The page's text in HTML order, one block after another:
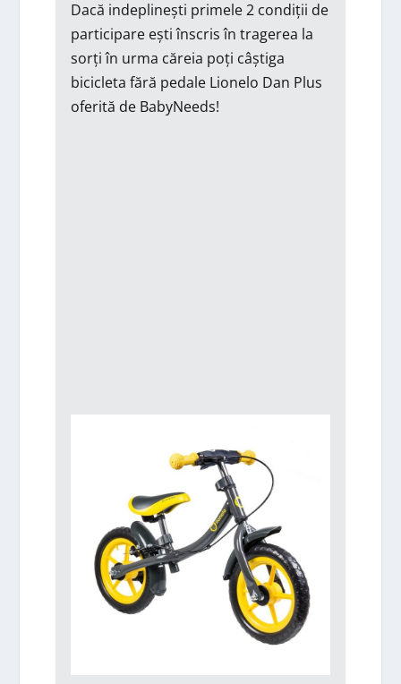
Dacă indeplinești primele 2 condiții de
participare ești înscris în tragerea la
sorți în urma căreia poți câștiga
bicicleta fără pedale Lionelo Dan Plus
oferită de BabyNeeds!